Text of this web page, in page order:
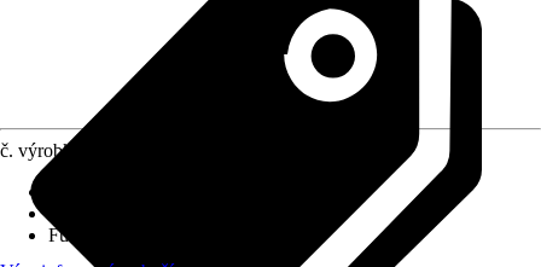
č. výrobku
Funkce